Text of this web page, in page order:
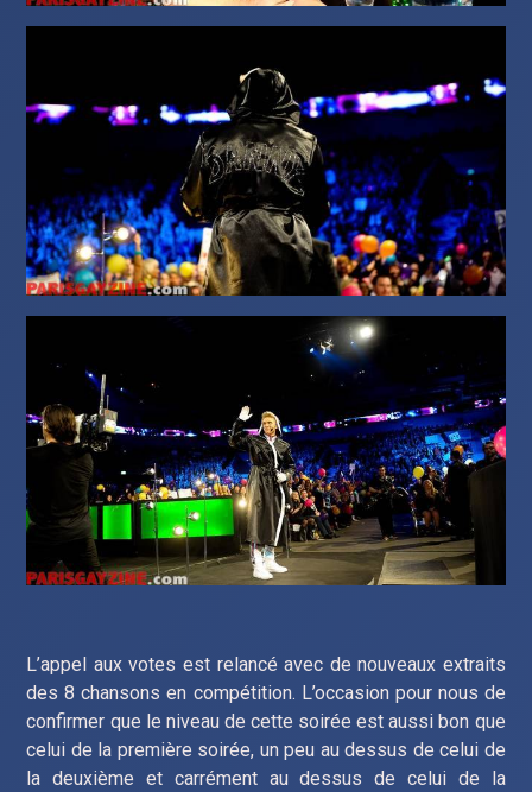
L’appel aux votes est relancé avec de nouveaux extraits
des 8 chansons en compétition. L’occasion pour nous de
confirmer que le niveau de cette soirée est aussi bon que
celui de la première soirée, un peu au dessus de celui de
la deuxième et carrément au dessus de celui de la